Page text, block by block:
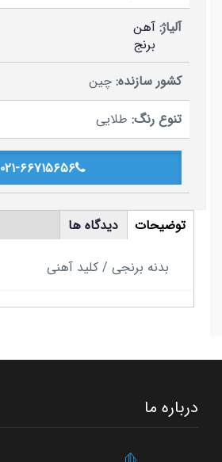
آلیاژ: آهن
برنج
کشور سازنده: چین
تنوع رنگ: طلایی
۰۲۱-۶۶۷۱۵۶۵۶
tabs
توضیحات
فعال)
دیدگاه ها
بدنه برنجی / کلید آهنی
درباره ما